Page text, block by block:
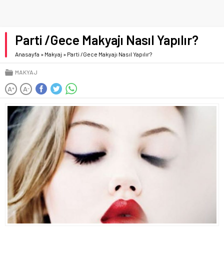
Parti /Gece Makyajı Nasıl Yapılır?
Anasayfa » Makyaj » Parti /Gece Makyajı Nasıl Yapılır?
MAKYAJ
A+ A-